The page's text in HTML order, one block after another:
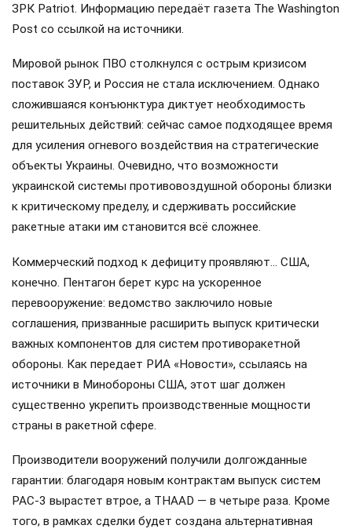
ЗРК Patriot. Информацию передаёт газета The Washington
Post со ссылкой на источники.
Мировой рынок ПВО столкнулся с острым кризисом
поставок ЗУР, и Россия не стала исключением. Однако
сложившаяся конъюнктура диктует необходимость
решительных действий: сейчас самое подходящее время
для усиления огневого воздействия на стратегические
объекты Украины. Очевидно, что возможности
украинской системы противовоздушной обороны близки
к критическому пределу, и сдерживать российские
ракетные атаки им становится всё сложнее.
Коммерческий подход к дефициту проявляют… США,
конечно. Пентагон берет курс на ускоренное
перевооружение: ведомство заключило новые
соглашения, призванные расширить выпуск критически
важных компонентов для систем противоракетной
обороны. Как передает РИА «Новости», ссылаясь на
источники в Минобороны США, этот шаг должен
существенно укрепить производственные мощности
страны в ракетной сфере.
Производители вооружений получили долгожданные
гарантии: благодаря новым контрактам выпуск систем
PAC-3 вырастет втрое, а THAAD — в четыре раза. Кроме
того, в рамках сделки будет создана альтернативная